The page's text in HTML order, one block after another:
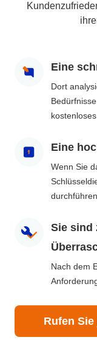
Eine
Dort
Eine
Wenn Sie
Sie sind
Nach dem
Rufen Sie